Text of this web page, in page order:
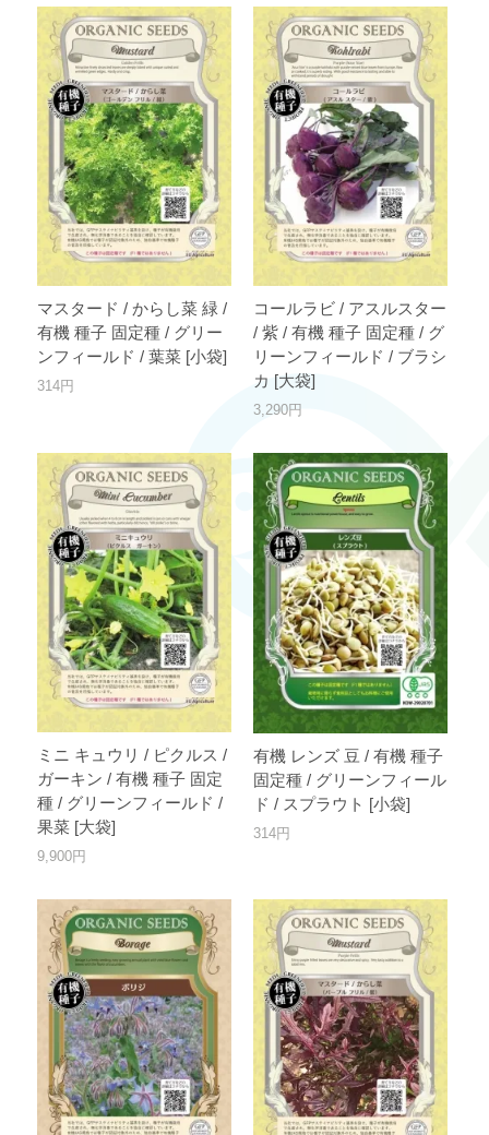
マスタード / からし菜 緑 /
有機 種子 固定種 / グリー
ンフィールド / 葉菜 [小袋]
314円
コールラビ / アスルスター
/ 紫 / 有機 種子 固定種 / グ
リーンフィールド / ブラシ
カ [大袋]
3,290円
ミニ キュウリ / ピクルス /
ガーキン / 有機 種子 固定
種 / グリーンフィールド /
果菜 [大袋]
9,900円
有機 レンズ 豆 / 有機 種子
固定種 / グリーンフィール
ド / スプラウト [小袋]
314円